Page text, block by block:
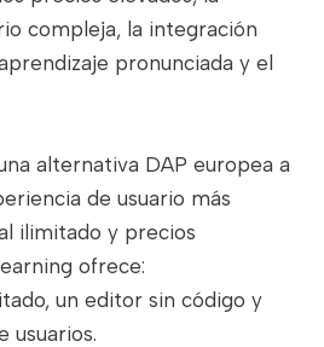
compleja, la integración
pronunciada y el
alternativa DAP europea a
de usuario más
ilimitado y precios
ofrece:
un editor sin código y
usuarios.